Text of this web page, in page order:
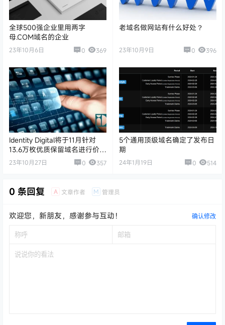
全球500强企业里用两字
母.COM域名的企业
23年10月6日 0 369
老域名做网站有什么好处？
23年10月9日 0 396
Identity Digital将于11月针对
13.6万枚优质保留域名进行价格
调整
23年10月27日 0 357
5个通用顶级域名确定了发布日
期
24年1月19日 0 514
0 条回复 A 文章作者 M 管理员
欢迎您，新朋友，感谢参与互动！ 确认修改